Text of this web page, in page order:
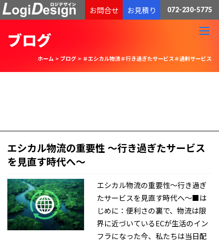
通販物流専門 低価格・発送代行のロジデザイン
お問合せ お見積り 072-230-5775
ブログ
ホーム > ブログ > ＃エシカル物流＃行き過ぎたサービス＃過剰サービス
エシカル物流の重要性 〜行き過ぎたサービス
を見直す時代へ〜
エシカル物流の重要性〜行き過ぎ
たサービスを見直す時代へ〜■は
じめに：便利さの裏で、物流は限
界に近づいているECが生活のイン
フラになった今、私たちは当日配